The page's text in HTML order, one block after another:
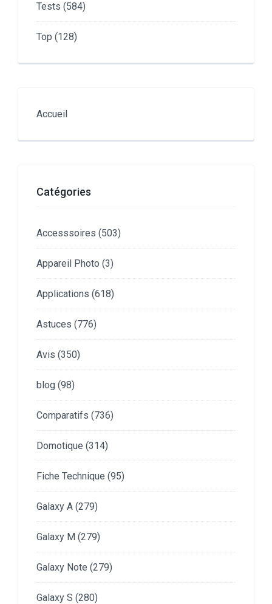
Tests (584)
Top (128)
Accueil
Catégories
Accesssoires (503)
Appareil Photo (3)
Applications (618)
Astuces (776)
Avis (350)
blog (98)
Comparatifs (736)
Domotique (314)
Fiche Technique (95)
Galaxy A (279)
Galaxy M (279)
Galaxy Note (279)
Galaxy S (280)